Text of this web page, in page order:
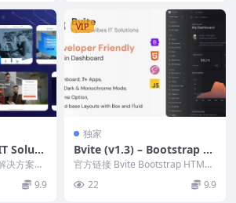
Soluti
决方案和
9.9
VIP
独家
Bvite (v1.3) – Bootstrap H
TML , Vite, Laravel, PHP, R
eact Multipurpose Admin
Dashboard Template
官方链接 Bvite Bootstrap HTM
22 9.9